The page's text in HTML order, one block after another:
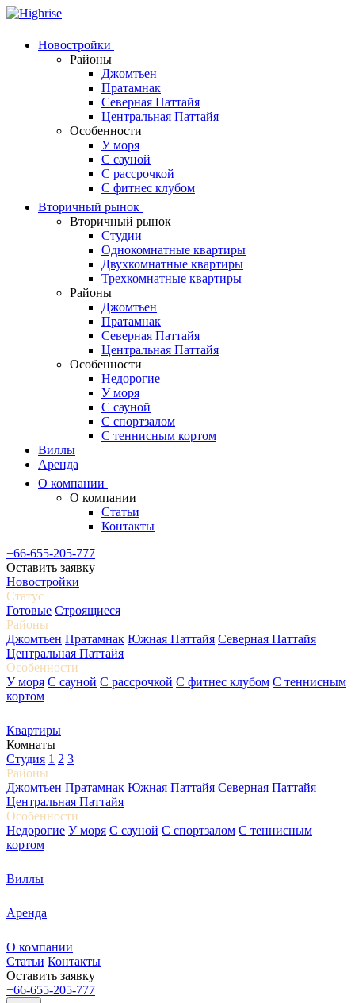
Skip
contentНовостройки
Районы
Джомтьен
Пратамнак
Северная Паттайя
Центральная Паттайя
Особенности
У моря
С сауной
С рассрочкой
С фитнес клубом
Вторичный рынок
Вторичный рынок
Студии
Однокомнатные квартиры
Двухкомнатные квартиры
Трехкомнатные квартиры
Районы
Джомтьен
Пратамнак
Северная Паттайя
Центральная Паттайя
Особенности
Недорогие
У моря
С сауной
С спортзалом
С теннисным кортом
Виллы
Аренда
О компании
О компании
Статьи
Контакты
+66-655-205-777
Оставить заявку
Новостройки
Статус
Готовые Строящиеся
Районы
Джомтьен Пратамнак Южная Паттайя Северная Паттайя
Центральная Паттайя
Особенности
У моря С сауной С рассрочкой С фитнес клубом С теннисным
кортом
Квартиры
Комнаты
Студия 1 2 3
Районы
Джомтьен Пратамнак Южная Паттайя Северная Паттайя
Центральная Паттайя
Особенности
Недорогие У моря С сауной С спортзалом С теннисным
кортом
Виллы
Аренда
О компании
Статьи Контакты
Оставить заявку
+66-655-205-777